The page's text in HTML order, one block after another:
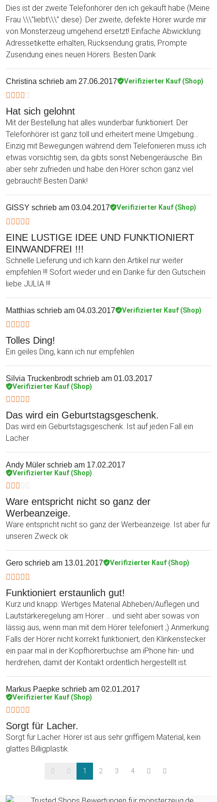
Dies ist der zweite Telefonhörer den ich gekauft habe (Meine
Frau \\\"liebt\\\" diese). Der zweite, defekte Hörer wurde mir
von Monsterzeug umgehend ersetzt! Einfache Abwicklung:
Adressetikette erhalten, Rücksendung gratis, Prompte
Zusendung eines neuen Hörers. Besten Dank
Christina schrieb am 27.06.2017 Verifizierter Kauf (Shop)
Hat sich gelohnt
Mit der Bestellung hat alles wunderbar funktioniert. Der
Telefonhörer ist ganz toll und erheitert meine Umgebung...
Einzig mit Bewegungen während dem Telefonieren muss ich
etwas vorsichtig sein, da gibts sonst Nebengeräusche. Bin
aber sehr zufrieden und habe den Hörer schon ganz viel
gebraucht! Besten Dank!
GISSY schrieb am 03.04.2017 Verifizierter Kauf (Shop)
EINE LUSTIGE IDEE UND FUNKTIONIERT
EINWANDFREI !!!
Schnelle Lieferung und ich kann den Artikel nur weiter
empfehlen !!! Sofort wieder und ein Danke für den Gutschein
liebe JULIA !!!
Matthias schrieb am 04.03.2017 Verifizierter Kauf (Shop)
Tolles Ding!
Ein geiles Ding, kann ich nur empfehlen
Silvia Truckenbrodtschrieb am 01.03.2017
Verifizierter Kauf (Shop)
Das wird ein Geburtstagsgeschenk.
Das wird ein Geburtstagsgeschenk. Ist auf jeden Fall ein
Lacher
Andy Müler schrieb am 17.02.2017
Verifizierter Kauf (Shop)
Ware entspricht nicht so ganz der
Werbeanzeige.
Ware entspricht nicht so ganz der Werbeanzeige. Ist aber für
unseren Zweck ok
Gero schrieb am 13.01.2017 Verifizierter Kauf (Shop)
Funktioniert erstaunlich gut!
Kurz und knapp: Wertiges Material Abheben/Auflegen und
Lautstärkeregelung am Hörer ... und sieht aber sowas von
lässig aus, wenn man mit dem Hörer telefoniert ;) Anmerkung:
Falls der Hörer nicht korrekt funktioniert, den Klinkenstecker
ein paar mal in der Kopfhörerbuchse am iPhone hin- und
herdrehen, damit der Kontakt ordentlich hergestellt ist.
Markus Paepke schrieb am 02.01.2017
Verifizierter Kauf (Shop)
Sorgt für Lacher.
Sorgt für Lacher. Hörer ist aus sehr griffigem Material, kein
glattes Billigplastik.
1 2 3 4